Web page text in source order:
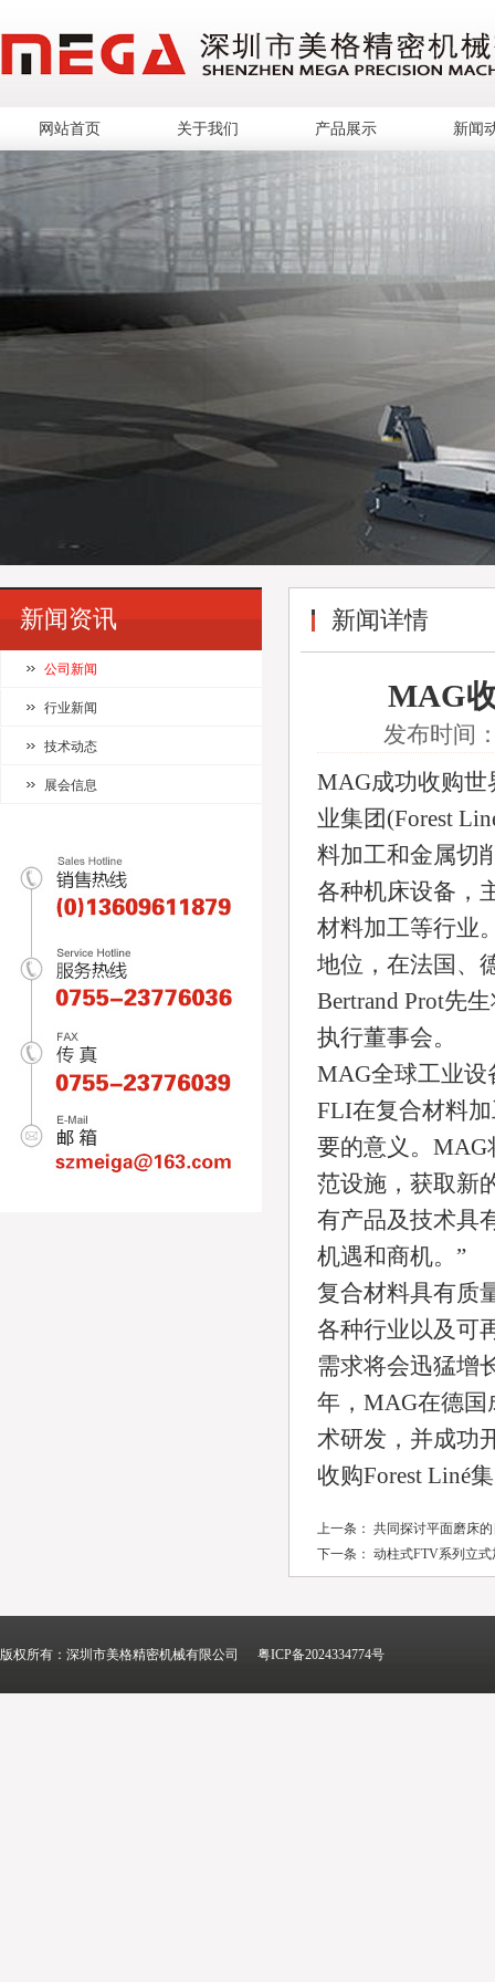
网站首页 关于我们 产品展示 新闻
新闻资讯
公司新闻
行业新闻
技术动态
展会信息
新闻详情
MAG
发布时间
MAG成功收购世
业集团(Forest
料加工和金属切
各种机床设备，
材料加工等行业
地位，在法国、
Bertrand Prot先
执行董事会。
MAG全球工业设
FLI在复合材料
要的意义。MAG
范设施，获取新
有产品及技术具
机遇和商机。”
复合材料具有质
各种行业以及可
需求将会迅猛增
年，MAG在德国
术研发，并成功
收购Forest Liné
上一条： 共同探讨平面磨床
下一条： 动柱式FTV系列立式
版权所有：深圳市美格精密机械有限公司 粤ICP备2024334774号